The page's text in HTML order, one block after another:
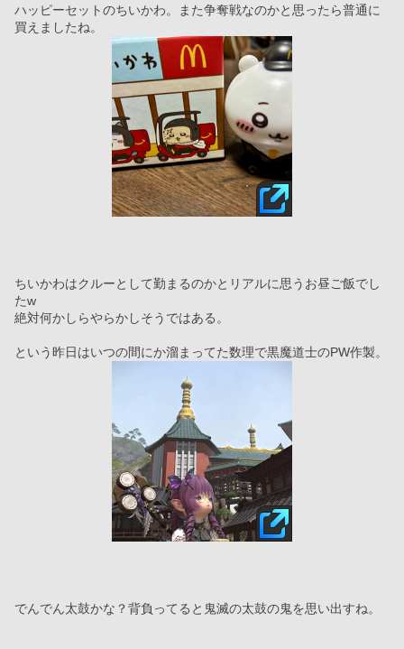
ハッピーセットのちいかわ。また争奪戦なのかと思ったら普通に
買えましたね。
ちいかわはクルーとして勤まるのかとリアルに思うお昼ご飯でし
たw
絶対何かしらやらかしそうではある。
という昨日はいつの間にか溜まってた数理で黒魔道士のPW作製。
でんでん太鼓かな？背負ってると鬼滅の太鼓の鬼を思い出すね。